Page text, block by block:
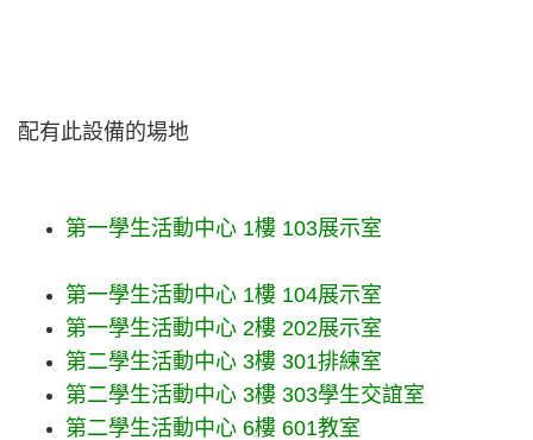
配有此設備的場地
第一學生活動中心 1樓 103展示室
第一學生活動中心 1樓 104展示室
第一學生活動中心 2樓 202展示室
第二學生活動中心 3樓 301排練室
第二學生活動中心 3樓 303學生交誼室
第二學生活動中心 6樓 601教室